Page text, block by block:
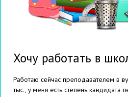
Хочу работать в
Работаю сейчас преподавателем в
тыс., у меня есть степень кандидата